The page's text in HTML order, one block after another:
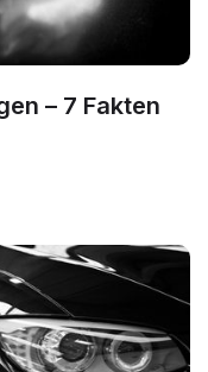
– 7 Fakten